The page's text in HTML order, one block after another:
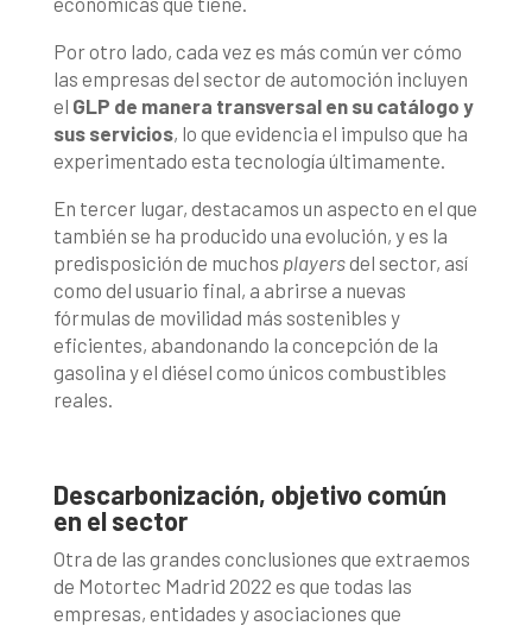
Por otro lado, cada vez es más común ver cómo
las empresas del sector de automoción incluyen
el GLP de manera transversal en su catálogo y
sus servicios, lo que evidencia el impulso que ha
experimentado esta tecnología últimamente.
En tercer lugar, destacamos un aspecto en el que
también se ha producido una evolución, y es la
predisposición de muchos playersdel sector, así
como del usuario final, a abrirse a nuevas
fórmulas de movilidad más sostenibles y
eficientes, abandonando la concepción de la
gasolina y el diésel como únicos combustibles
reales.
Descarbonización, objetivo común
en el sector
Otra de las grandes conclusiones que extraemos
de Motortec Madrid 2022 es que todas las
empresas, entidades y asociaciones que